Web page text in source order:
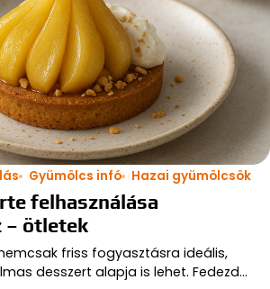
Gyümölcs infó Hazai gyümölcsök
felhasználása
– ötletek
friss fogyasztásra ideális,
desszert alapja is lehet. Fedezd…